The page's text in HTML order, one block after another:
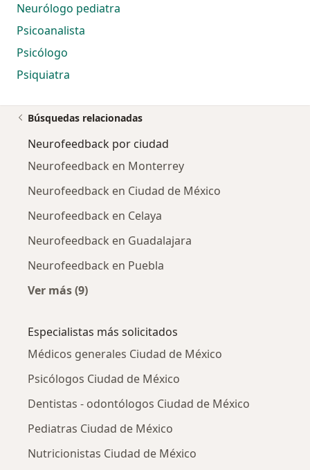
Neurólogo pediatra
Psicoanalista
Psicólogo
Psiquiatra
Búsquedas relacionadas
Neurofeedback por ciudad
Neurofeedback en Monterrey
Neurofeedback en Ciudad de México
Neurofeedback en Celaya
Neurofeedback en Guadalajara
Neurofeedback en Puebla
Ver más (9)
Especialistas más solicitados
Médicos generales Ciudad de México
Psicólogos Ciudad de México
Dentistas - odontólogos Ciudad de México
Pediatras Ciudad de México
Nutricionistas Ciudad de México